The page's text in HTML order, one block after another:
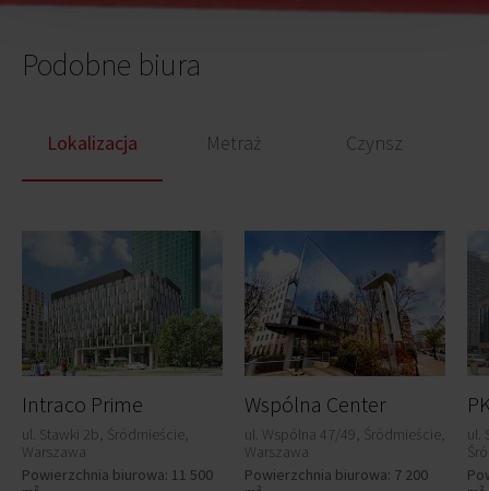
Podobne biura
Lokalizacja Metraż Czynsz
Intraco Prime
ul. Stawki 2b, Śródmieście,
Warszawa
Powierzchnia biurowa: 11 500
Wspólna Center
ul. Wspólna 47/49, Śródmieście,
Warszawa
Powierzchnia biurowa: 7 200
ul.